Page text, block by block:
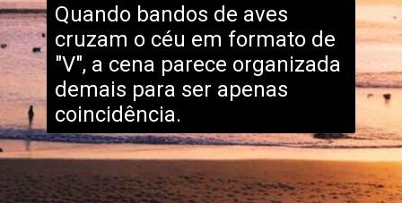
Quando bandos de aves
cruzam o céu em formato de
"V", a cena parece organizada
demais para ser apenas
coincidência.